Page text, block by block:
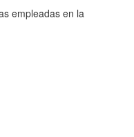
empleadas en la